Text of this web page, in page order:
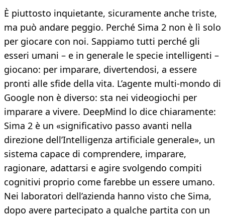
È piuttosto inquietante, sicuramente anche triste,
ma può andare peggio. Perché Sima 2 non è lì solo
per giocare con noi. Sappiamo tutti perché gli
esseri umani – e in generale le specie intelligenti –
giocano: per imparare, divertendosi, a essere
pronti alle sfide della vita. L’agente multi-mondo di
Google non è diverso: sta nei videogiochi per
imparare a vivere. DeepMind lo dice chiaramente:
Sima 2 è un «significativo passo avanti nella
direzione dell’Intelligenza artificiale generale», un
sistema capace di comprendere, imparare,
ragionare, adattarsi e agire svolgendo compiti
cognitivi proprio come farebbe un essere umano.
Nei laboratori dell’azienda hanno visto che Sima,
dopo avere partecipato a qualche partita con un